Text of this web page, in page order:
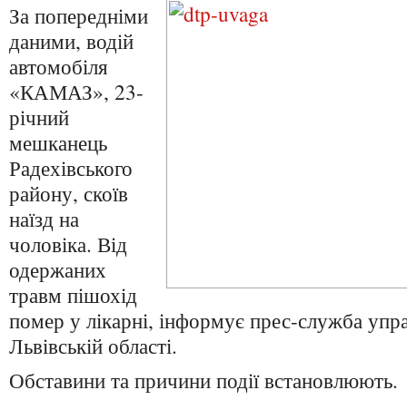
За попередніми
даними, водій
автомобіля
«КАМАЗ», 23-
річний
мешканець
Радехівського
району, скоїв
наїзд на
чоловіка. Від
одержаних
травм пішохід
помер у лікарні, інформує прес-служба
Львівській області.
Обставини та причини події встановлюють.